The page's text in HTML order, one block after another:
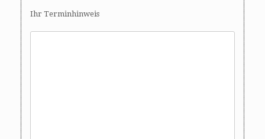
Ihr Terminhinweis